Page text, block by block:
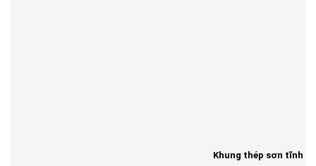
Khung thép sơn tĩnh